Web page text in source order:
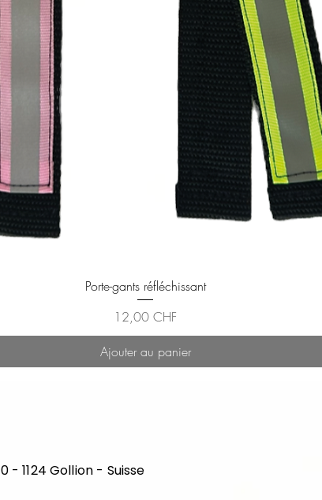
Aperçu rapide
Porte-gants réfléchissant
Prix
12,00 CHF
Ajouter au panier
- 1124 Gollion - Suisse